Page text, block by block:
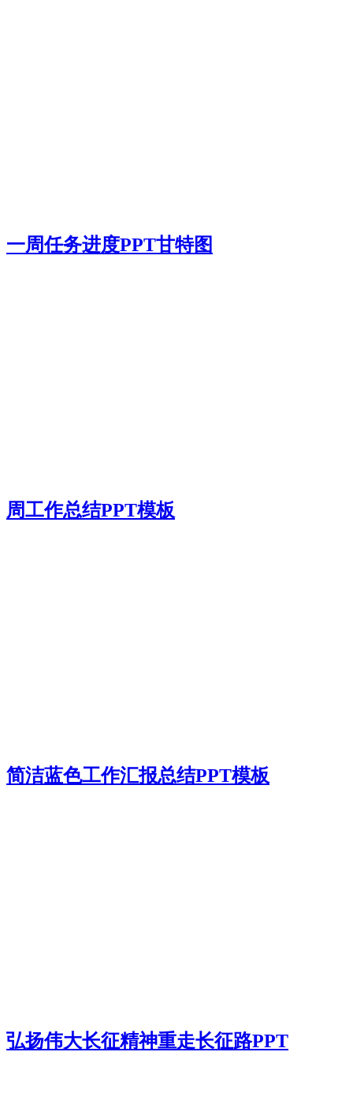
一周任务进度PPT甘特图
周工作总结PPT模板
简洁蓝色工作汇报总结PPT模板
弘扬伟大长征精神重走长征路PPT